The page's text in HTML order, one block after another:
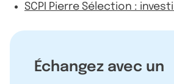
SCPI Pierre Sélection :
Échangez avec un